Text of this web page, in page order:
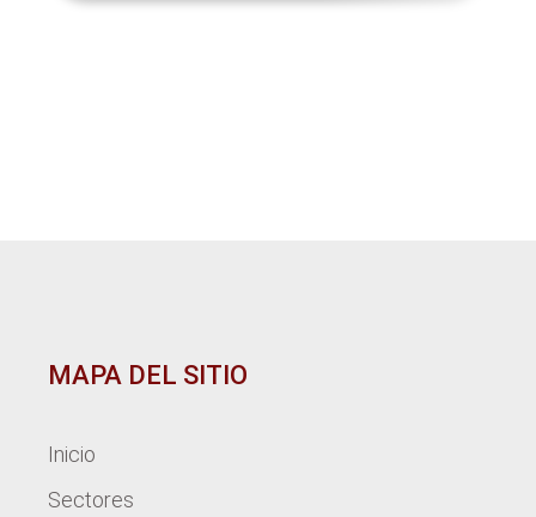
MAPA DEL SITIO
Inicio
Sectores